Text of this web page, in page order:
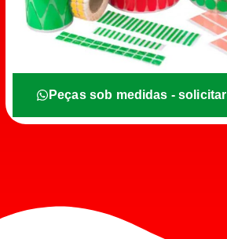
Peças sob medidas - solicitar